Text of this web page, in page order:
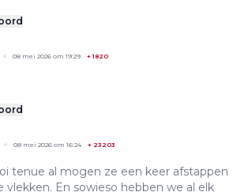
08 mei 2026 om 19:29 +1820
08 mei 2026 om 16:24 + 23203
tenue al mogen ze een keer afstappen
vlekken. En sowieso hebben we al elk